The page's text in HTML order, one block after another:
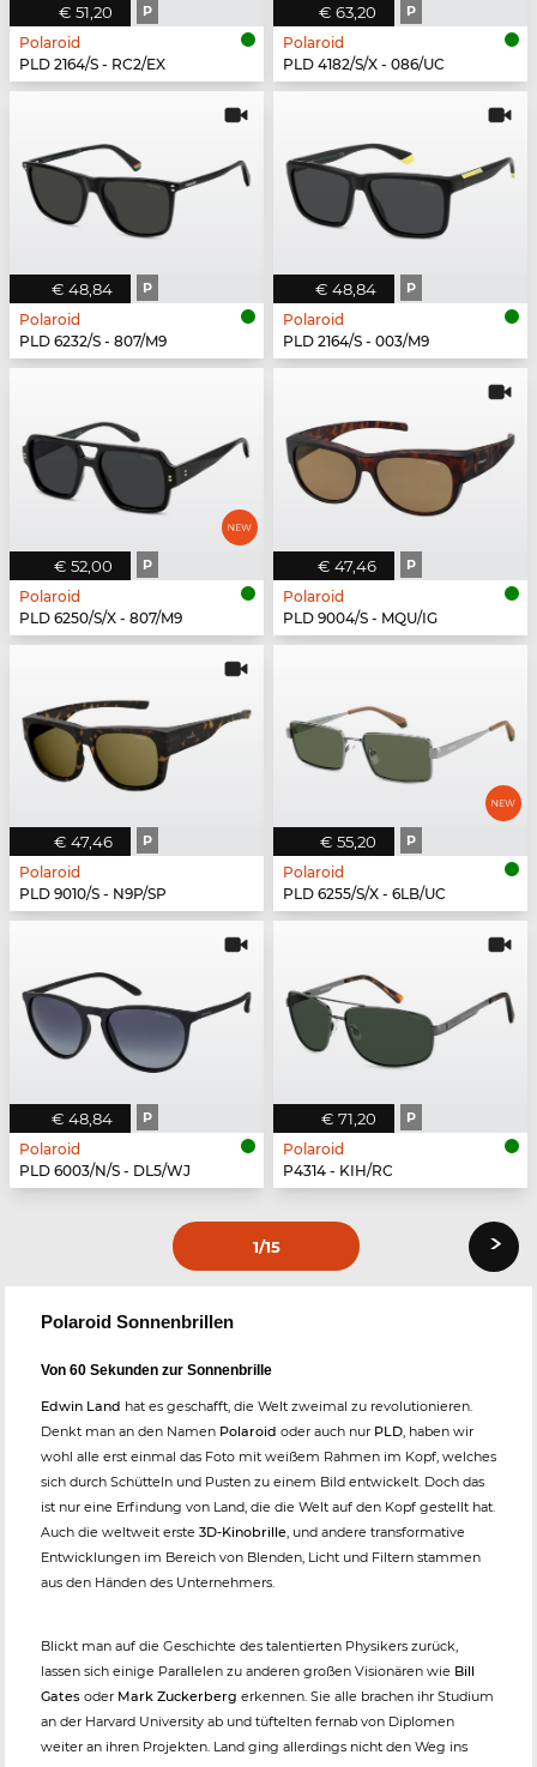
€ 51,20 P
Polaroid
PLD 2164/S - RC2/EX
€ 63,20 P
Polaroid
PLD 4182/S/X - 086/UC
€ 48,84 P
Polaroid
PLD 6232/S - 807/M9
€ 48,84 P
Polaroid
PLD 2164/S - 003/M9
€ 52,00 P
Polaroid
PLD 6250/S/X - 807/M9
€ 47,46 P
Polaroid
PLD 9004/S - MQU/IG
€ 47,46 P
Polaroid
PLD 9010/S - N9P/SP
€ 55,20 P
Polaroid
PLD 6255/S/X - 6LB/UC
€ 48,84 P
Polaroid
PLD 6003/N/S - DL5/WJ
€ 71,20 P
Polaroid
P4314 - KIH/RC
1/15 ›
Polaroid Sonnenbrillen
Von 60 Sekunden zur Sonnenbrille
Edwin Land hat es geschafft, die Welt zweimal zu revolutionieren.
Denkt man an den Namen Polaroid oder auch nur PLD, haben wir
wohl alle erst einmal das Foto mit weißem Rahmen im Kopf, welches
sich durch Schütteln und Pusten zu einem Bild entwickelt. Doch das
ist nur eine Erfindung von Land, die die Welt auf den Kopf gestellt hat.
Auch die weltweit erste 3D-Kinobrille, und andere transformative
Entwicklungen im Bereich von Blenden, Licht und Filtern stammen
aus den Händen des Unternehmers.
Blickt man auf die Geschichte des talentierten Physikers zurück,
lassen sich einige Parallelen zu anderen großen Visionären wie Bill
Gates oder Mark Zuckerberg erkennen. Sie alle brachen ihr Studium
an der Harvard University ab und tüftelten fernab von Diplomen
weiter an ihren Projekten. Land ging allerdings nicht den Weg ins